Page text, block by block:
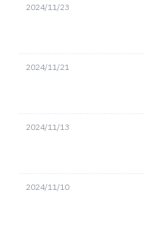
2024/11/23
2024/11/21
2024/11/13
2024/11/10